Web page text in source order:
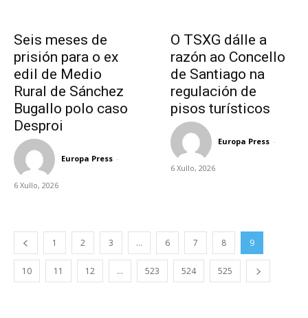
Seis meses de
prisión para o ex
edil de Medio
Rural de Sánchez
Bugallo polo caso
Desproi
Europa Press -
6 Xullo, 2026
O TSXG dálle a
razón ao Concello
de Santiago na
regulación de
pisos turísticos
Europa Press -
6 Xullo, 2026
1 2 3 … 6 7 8 9
10 11 12 … 523 524 525